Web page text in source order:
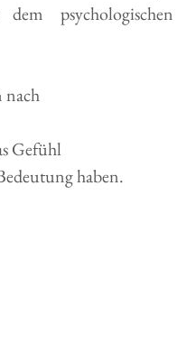
nach
Gefühl
haben.